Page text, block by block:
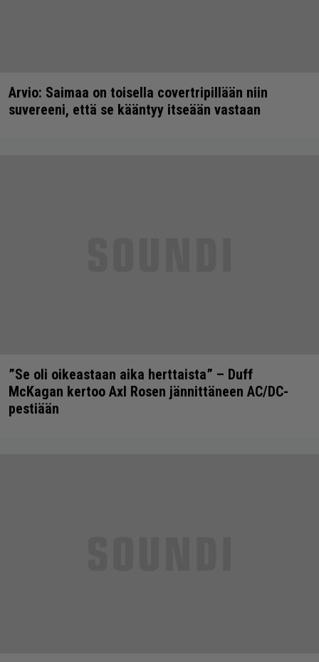
Arvio: Saimaa on toisella covertripillään niin
suvereeni, että se kääntyy itseään vastaan
”Se oli oikeastaan aika herttaista” – Duff
McKagan kertoo Axl Rosen jännittäneen AC/DC-
pestiään